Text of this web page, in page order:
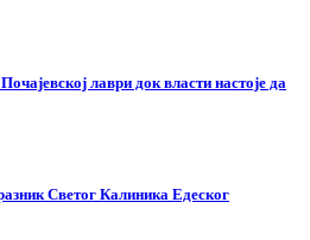
лаври док власти настоје да
Светог Калиника Едеског